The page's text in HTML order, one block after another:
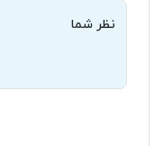
نظر شما